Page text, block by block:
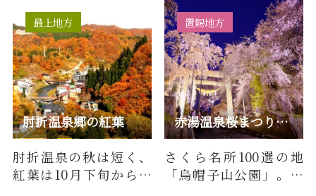
トアップ…
肘折温泉郷の紅葉
最上地方
肘折温泉の秋は短く、
紅葉は10月下旬から11
赤湯温泉桜まつり ライトアップ
置賜地方
さくら名所100選の地
「烏帽子山公園」。約